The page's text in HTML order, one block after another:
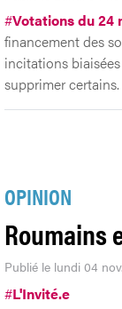
#Votations du 24
financement des
incitations
supprimer certains.
OPINION
Roumains
Publié le lundi 04
#L'Invité.e